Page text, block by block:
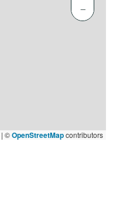
−
| ©OpenStreetMapcontributors